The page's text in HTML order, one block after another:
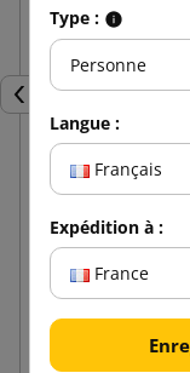
Précédent
Type :
Personne
Langue :
Français
Expédition à :
France